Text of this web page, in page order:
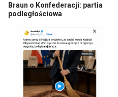
Braun o Konfederacji: partia
podległościowa